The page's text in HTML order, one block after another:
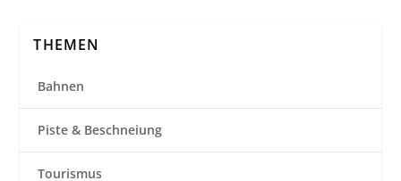
THEMEN
Bahnen
Piste & Beschneiung
Tourismus